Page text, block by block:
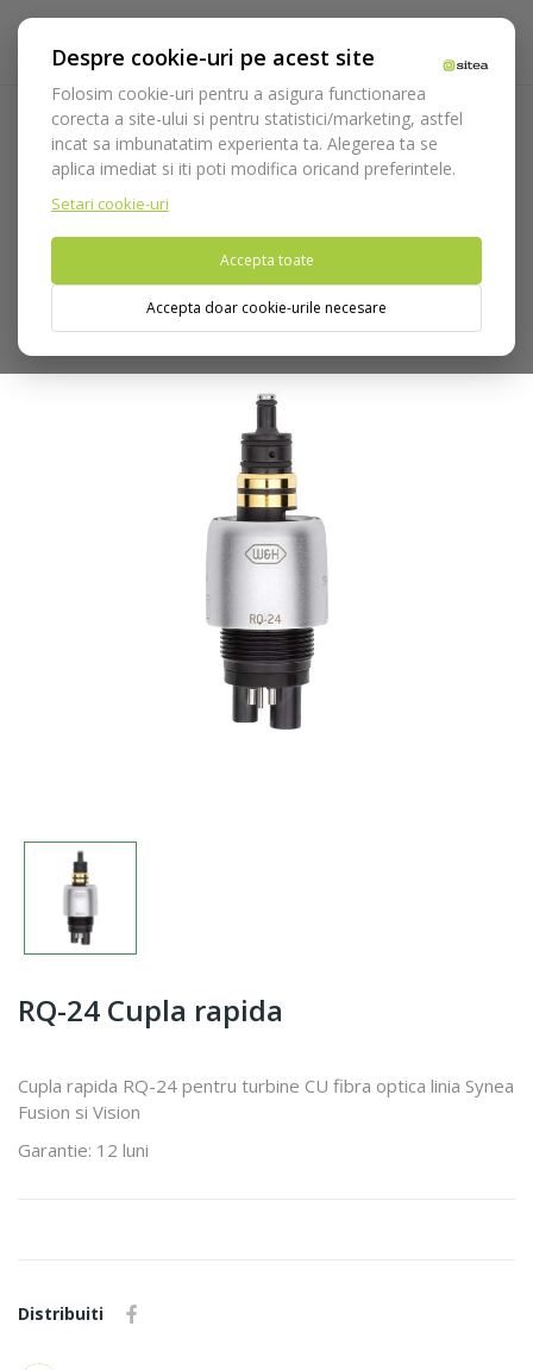
Despre cookie-uri pe acest site
Folosim cookie-uri pentru a asigura functionarea
corecta a site-ului si pentru statistici/marketing, astfel
incat sa imbunatatim experienta ta. Alegerea ta se
aplica imediat si iti poti modifica oricand preferintele.
Setari cookie-uri
Accepta toate
Accepta doar cookie-urile necesare
Acasa Echipamente Piese de mana Cuple rapide
24 Cupla rapida
Nu puteti plasa comenzi din tara din care accesati website-ul
RQ-24 Cupla rapida
Cupla rapida RQ-24 pentru turbine CU fibra optica linia Synea
Fusion si Vision
Garantie: 12 luni
Distribuiti